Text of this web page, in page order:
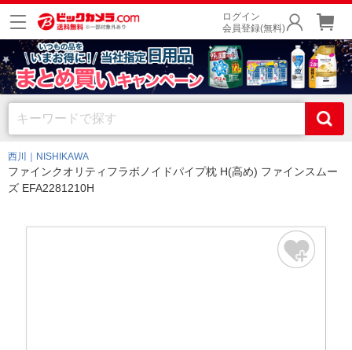
ログイン
会員登録(無料)
西川｜NISHIKAWA
ファインクオリティフラボノイドパイプ枕 H(高め) ファインスムー
ズ EFA2281210H